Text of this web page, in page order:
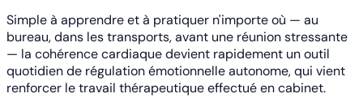
Simple à apprendre et à pratiquer n'importe où — au
bureau, dans les transports, avant une réunion stressante
— la cohérence cardiaque devient rapidement un outil
quotidien de régulation émotionnelle autonome, qui vient
renforcer le travail thérapeutique effectué en cabinet.